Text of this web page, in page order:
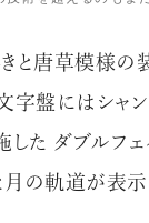
と唐草模様の
字盤にはシャ
た ダブルフェ
の軌道が表示